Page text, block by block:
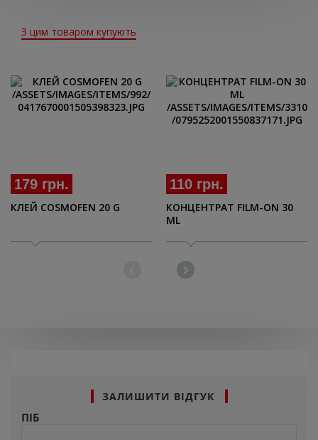
З цим товаром купують
179 грн.
КЛЕЙ COSMOFEN 20 G
110 грн.
КОНЦЕНТРАТ FILM-ON 30
ML
ЗАЛИШИТИ ВІДГУК
ПІБ